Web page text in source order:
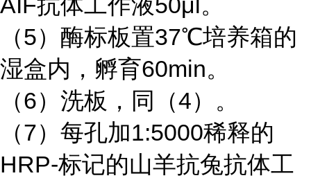
（5）酶标板置37℃培养箱的
湿盒内，孵育60min。
（6）洗板，同（4）。
（7）每孔加1:5000稀释的
HRP-标记的山羊抗兔抗体工